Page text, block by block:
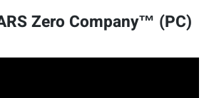
Zero Company™ (PC)